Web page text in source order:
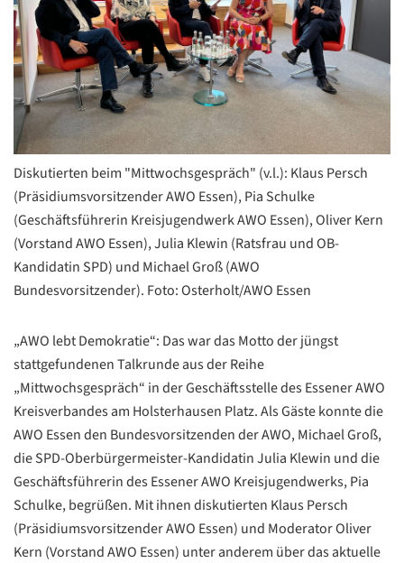
Diskutierten beim "Mittwochsgespräch" (v.l.): Klaus Persch
(Präsidiumsvorsitzender AWO Essen), Pia Schulke
(Geschäftsführerin Kreisjugendwerk AWO Essen), Oliver Kern
(Vorstand AWO Essen), Julia Klewin (Ratsfrau und OB-
Kandidatin SPD) und Michael Groß (AWO
Bundesvorsitzender). Foto: Osterholt/AWO Essen
„AWO lebt Demokratie“: Das war das Motto der jüngst
stattgefundenen Talkrunde aus der Reihe
„Mittwochsgespräch“ in der Geschäftsstelle des Essener AWO
Kreisverbandes am Holsterhausen Platz. Als Gäste konnte die
AWO Essen den Bundesvorsitzenden der AWO, Michael Groß,
die SPD-Oberbürgermeister-Kandidatin Julia Klewin und die
Geschäftsführerin des Essener AWO Kreisjugendwerks, Pia
Schulke, begrüßen. Mit ihnen diskutierten Klaus Persch
(Präsidiumsvorsitzender AWO Essen) und Moderator Oliver
Kern (Vorstand AWO Essen) unter anderem über das aktuelle